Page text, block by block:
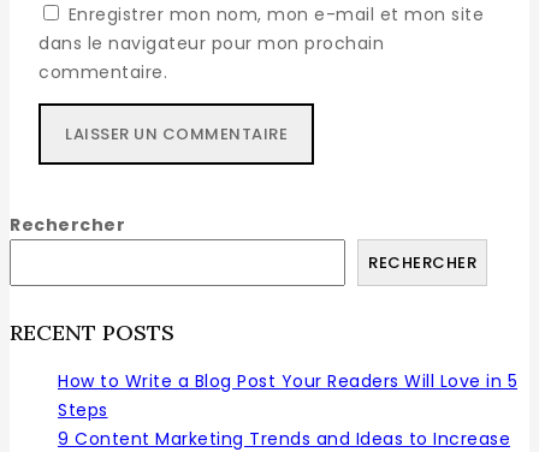
Enregistrer mon nom, mon e-mail et mon site
dans le navigateur pour mon prochain
commentaire.
Rechercher
RECHERCHER
RECENT POSTS
How to Write a Blog Post Your Readers Will Love in 5
Steps
9 Content Marketing Trends and Ideas to Increase